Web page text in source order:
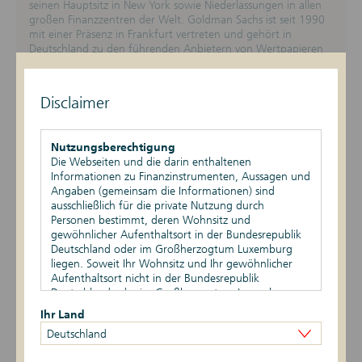
Disclaimer
Nutzungsberechtigung
Die Webseiten und die darin enthaltenen
Informationen zu Finanzinstrumenten, Aussagen und
Angaben (gemeinsam die Informationen) sind
ausschließlich für die private Nutzung durch
Personen bestimmt, deren Wohnsitz und
gewöhnlicher Aufenthaltsort in der Bundesrepublik
Deutschland oder im Großherzogtum Luxemburg
liegen. Soweit Ihr Wohnsitz und Ihr gewöhnlicher
Aufenthaltsort nicht in der Bundesrepublik
Deutschland oder im Großherzogtum Luxemburg
liegen, ist Ihnen die Nutzung dieser Webseiten nicht
gestattet. Durch die Nutzung dieser Webseiten
bestätigen Sie, dass Ihr Wohnsitz und gewöhnlicher
Ihr Land
Deutschland
seinen Hauptsitz in New York sowie Niederlassungen in allen
großen Finanzzentren der Welt. Goldman Sachs ist seit 1990
mit einer Präsenz in Frankfurt vertreten und gehört in
Deutschland zu den führenden Anbietern von Wertpapieren
Die Emission von strukturierten Produkten für den
öffentlichen Vertrieb in Deutschland erfolgt u.a. durch
Goldman Sachs Finance Corp. International Ltd., garantiert
durch The Goldman Sachs Group, Inc. Diese Produkte
unterliegen deutschem Recht.